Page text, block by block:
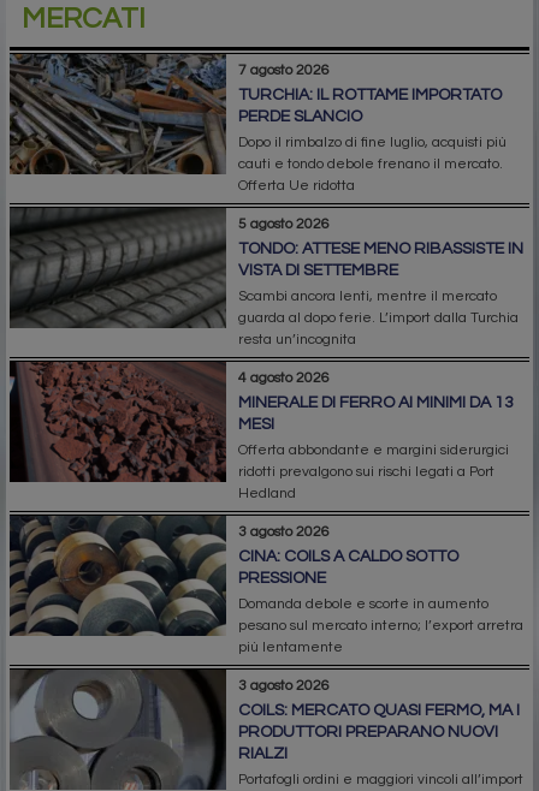
MERCATI
7 agosto 2026
TURCHIA: IL ROTTAME IMPORTATO
PERDE SLANCIO
Dopo il rimbalzo di fine luglio, acquisti più
cauti e tondo debole frenano il mercato.
Offerta Ue ridotta
5 agosto 2026
TONDO: ATTESE MENO RIBASSISTE IN
VISTA DI SETTEMBRE
Scambi ancora lenti, mentre il mercato
guarda al dopo ferie. L’import dalla Turchia
resta un’incognita
4 agosto 2026
MINERALE DI FERRO AI MINIMI DA 13
MESI
Offerta abbondante e margini siderurgici
ridotti prevalgono sui rischi legati a Port
Hedland
3 agosto 2026
CINA: COILS A CALDO SOTTO
PRESSIONE
Domanda debole e scorte in aumento
pesano sul mercato interno; l’export arretra
più lentamente
3 agosto 2026
COILS: MERCATO QUASI FERMO, MA I
PRODUTTORI PREPARANO NUOVI
RIALZI
Portafogli ordini e maggiori vincoli all’import